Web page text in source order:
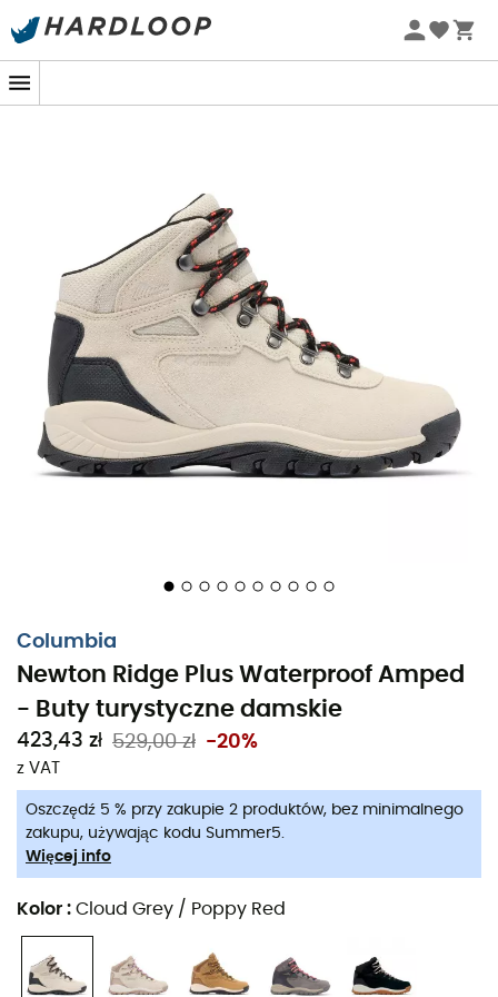
Letnie promocje 🔥 -5% DODATKOWO przy zakupie 2
Columbia
Newton Ridge Plus Waterproof Amped
- Buty turystyczne damskie
423,43 zł 529,00 zł -20%
z VAT
Oszczędź 5 % przy zakupie 2 produktów, bez minimalnego
zakupu, używając kodu Summer5.
Więcej info
Kolor : Cloud Grey / Poppy Red
Łącząc elegancję i ochronę na szlakach, buty
turystyczneNewton Ridge Plus Waterproof Ampeddla
kobietmarkiColumbiasą doskonałym wyborem. Dzięki
cholewceOmni-Tech™
możesz cieszyć się wędrówkami, utrzymując stopy w
suchości, nawet podczas ulewy. Wyposażone w